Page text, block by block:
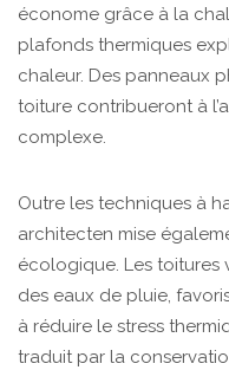
économe grâce à la
plafonds thermiques
chaleur. Des panneaux
toiture contribueront à
complexe.
Outre les techniques à
architecten mise
écologique. Les toitures
des eaux de pluie,
à réduire le stress
traduit par la